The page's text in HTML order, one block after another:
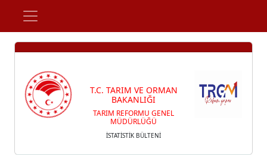
T.C. TARIM VE ORMAN
BAKANLIĞI
TARIM REFORMU GENEL
MÜDÜRLÜĞÜ
İSTATİSTİK BÜLTENİ